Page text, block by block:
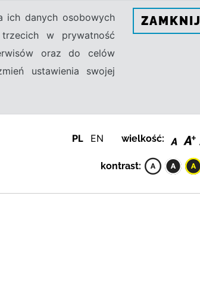
ich danych osobowych
w prywatność
oraz do celów
ustawienia swojej
ZAMKNIJ
PL EN wielkość:
kontrast: